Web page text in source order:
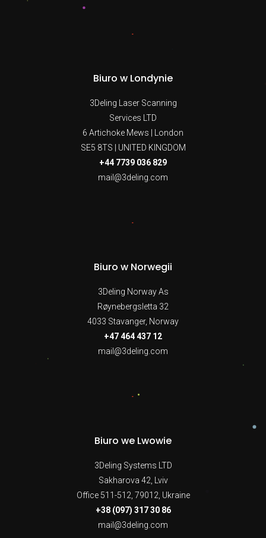
Biuro w Londynie
3Deling Laser Scanning
Services LTD
6 Artichoke Mews | London
SE5 8TS | UNITED KINGDOM
+44 7739 036 829
mail@3deling.com
Biuro w Norwegii
3Deling Norway As
Røynebergsletta 32
4033 Stavanger, Norway
+47 464 437 12
mail@3deling.com
Biuro we Lwowie
3Deling Systems LTD
Sakharova 42, Lviv
Office 511-512, 79012, Ukraine
+38 (097) 317 30 86
mail@3deling.com